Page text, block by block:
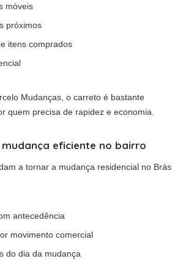
móveis
próximos
itens comprados
Mudanças, o carreto é bastante
quem precisa de rapidez e economia.
eficiente no bairro
a tornar a mudança residencial no Brás
antecedência
movimento comercial
do dia da mudança